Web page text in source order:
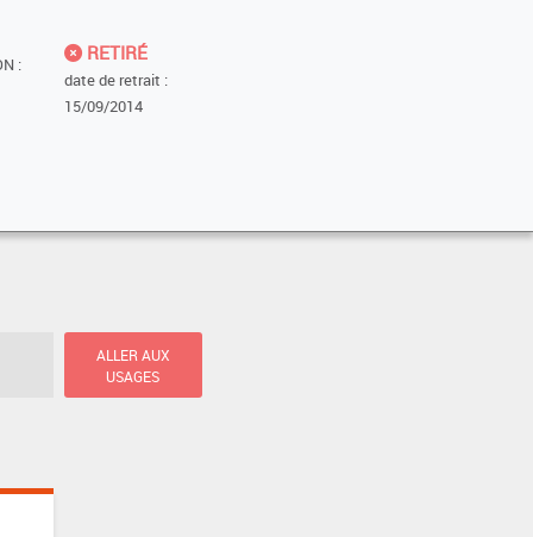
:
RETIRÉ
date de retrait :
15/09/2014
ALLER AUX
USAGES